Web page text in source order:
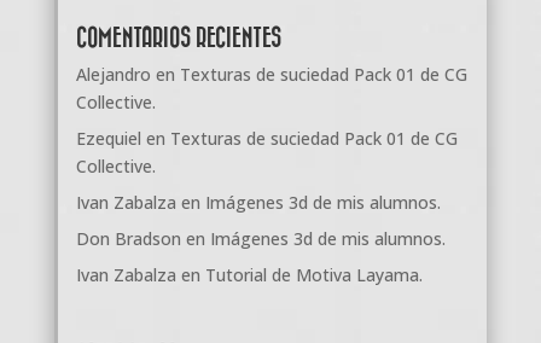
COMENTARIOS RECIENTES
Alejandro en Texturas de suciedad Pack 01 de CG
Collective.
Ezequiel en Texturas de suciedad Pack 01 de CG
Collective.
Ivan Zabalza en Imágenes 3d de mis alumnos.
Don Bradson en Imágenes 3d de mis alumnos.
Ivan Zabalza en Tutorial de Motiva Layama.